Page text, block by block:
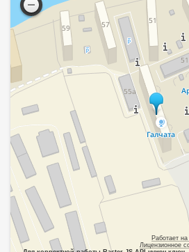
Работает
Лицензионное